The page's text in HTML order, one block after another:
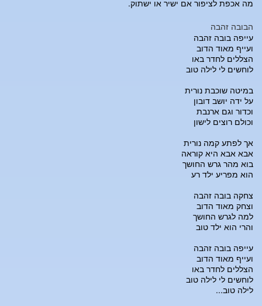
מה אכפת לציפור אם ישיר או ישתוק.
הבובה זהבה
עייפה בובה זהבה
ועייף מאוד הדוב
הצללים לחדר באו
לוחשים לי לילה טוב
במיטה שוכבת נורית
על ידה יושב דובון
וכדור וגם ארנבת
וכולם רוצים לישון
אך לפתע קמה נורית
אבא אבא היא קוראה
בוא מהר גרש החושך
הוא מפריע ילד רע
צחקה בובה זהבה
וצחק מאוד הדוב
למה לגרש החושך
והרי הוא ילד טוב
עייפה בובה זהבה
ועייף מאוד הדוב
הצללים לחדר באו
לוחשים לי לילה טוב
לילה טוב...